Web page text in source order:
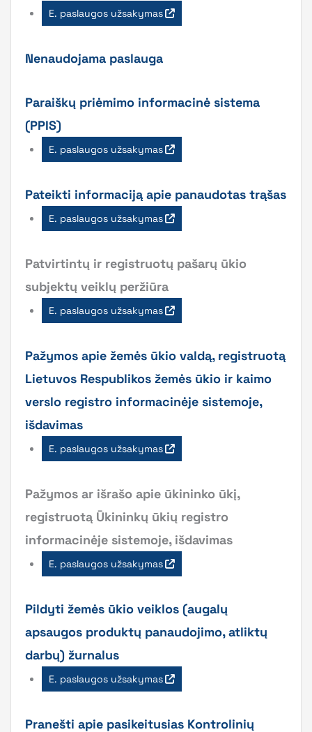
E. paslaugos užsakymas
Nenaudojama paslauga
Paraiškų priėmimo informacinė sistema
(PPIS)
E. paslaugos užsakymas
Pateikti informaciją apie panaudotas trąšas
E. paslaugos užsakymas
Patvirtintų ir registruotų pašarų ūkio
subjektų veiklų peržiūra
E. paslaugos užsakymas
Pažymos apie žemės ūkio valdą, registruotą
Lietuvos Respublikos žemės ūkio ir kaimo
verslo registro informacinėje sistemoje,
išdavimas
E. paslaugos užsakymas
Pažymos ar išrašo apie ūkininko ūkį,
registruotą Ūkininkų ūkių registro
informacinėje sistemoje, išdavimas
E. paslaugos užsakymas
Pildyti žemės ūkio veiklos (augalų
apsaugos produktų panaudojimo, atliktų
darbų) žurnalus
E. paslaugos užsakymas
Pranešti apie pasikeitusias Kontrolinių